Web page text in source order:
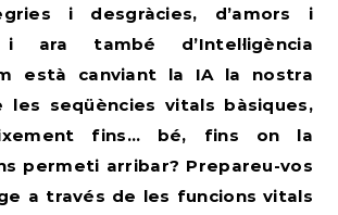
i desgràcies, d’amors i
i ara també d’Intel·ligència
està canviant la IA la nostra
les seqüències vitals bàsiques,
fins… bé, fins on la
permeti arribar? Prepareu-vos
a través de les funcions vitals